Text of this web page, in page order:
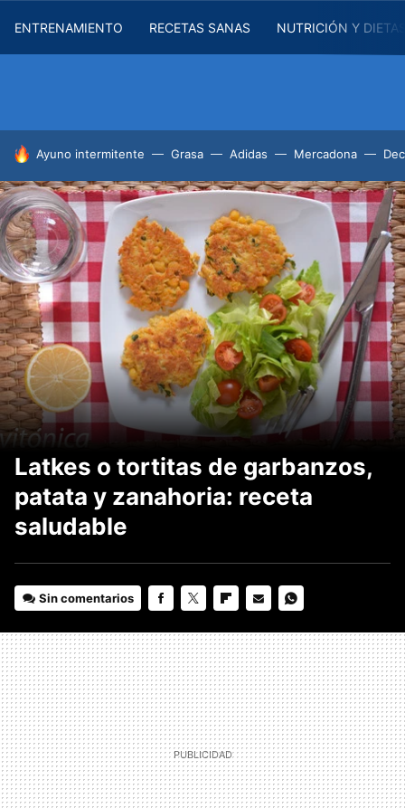
ENTRENAMIENTO RECETAS SANAS NUTRICIÓN Y
HOY SE HABLA DE
Ayuno intermitente Grasa Adidas Mercadona
Latkes o tortitas de garbanzos,
patata y zanahoria: receta
saludable
Sin comentarios
MAIL